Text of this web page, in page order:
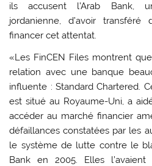
ils accusent l’Arab Bank,
jordanienne, d’avoir
financer cet attentat.
«Les FinCEN Files montrent
relation avec une banque
influente : Standard Chartered.
est situé au Royaume-Uni, a
accéder au marché financier
défaillances constatées par les
le système de lutte contre le
Bank en 2005. Elles